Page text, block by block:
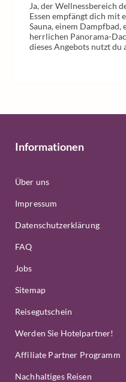
Ja, der Wellnessbereich
Essen empfängt dich mit
Sauna, einem
herrlichen Panorama-
dieses Angebots nutzt du
Informationen
Über uns
Impressum
Datenschutzerklärung
FAQ
Jobs
Sitemap
Reisegutschein
Werden Sie Hotelpartner!
Affiliate Partner Programm
Nachhaltiges Reisen